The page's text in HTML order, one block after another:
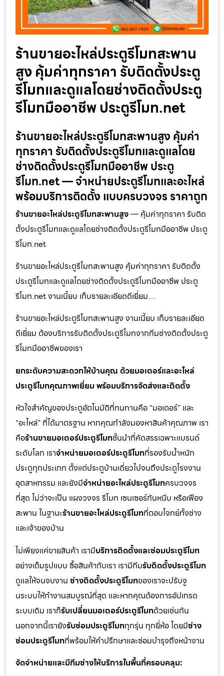
ร้านขายอะไหล่ประตูรีโมทสะพาน
สูง คุ้มค่าทุกราคา รับติดตั้งประตู
รีโมทและดูแลโดยช่างติดตั้งประตู
รีโมทมืออาชีพ ประตูรีโมท.net
ร้านขายอะไหล่ประตูรีโมทสะพานสูง คุ้มค่า
ทุกราคา รับติดตั้งประตูรีโมทและดูแลโดย
ช่างติดตั้งประตูรีโมทมืออาชีพ ประตู
รีโมท.net — จำหน่ายประตูรีโมทและอะไหล่
พร้อมบริการติดตั้ง แบบครบวงจร ราคาถูก
ร้านขายอะไหล่ประตูรีโมทสะพานสูง— คุ้มค่าทุกราคา รับติด
ตั้งประตูรีโมทและดูแลโดยช่างติดตั้งประตูรีโมทมืออาชีพ ประตู
รีโมท.net
ร้านขายอะไหล่ประตูรีโมทสะพานสูง คุ้มค่าทุกราคา รับติดตั้ง
ประตูรีโมทและดูแลโดยช่างติดตั้งประตูรีโมทมืออาชีพ ประตู
รีโมท.net งานเนี้ยบ เก็บรายละเอียดดีเยี่ยม…
ร้านขายอะไหล่ประตูรีโมทสะพานสูง งานเนี้ยบ เก็บรายละเอียด
ดีเยี่ยม ต้องบริการรับติดตั้งประตูรีโมทจากทีมช่างติดตั้งประตู
รีโมทมืออาชีพของเรา
ยกระดับความสะดวกให้บ้านคุณ ด้วยมอเตอร์และอะไหล่
ประตูรีโมทคุณภาพเยี่ยม พร้อมบริการจัดส่งและติดตั้ง
หัวใจสำคัญของประตูอัตโนมัติที่ทนทานคือ “มอเตอร์” และ
“อะไหล่” ที่ได้มาตรฐาน หากคุณกำลังมองหาสินค้าคุณภาพ เรา
คือร้านขายมอเตอร์ประตูรีโมทชั้นนำที่คัดสรรเฉพาะแบรนด์
ระดับโลก เราจำหน่ายมอเตอร์ประตูรีโมทที่รองรับน้ำหนัก
ประตูทุกประเภท ตั้งแต่ประตูบ้านเดี่ยวไปจนถึงประตูโรงงาน
อุตสาหกรรม และยังมีจำหน่ายอะไหล่ประตูรีโมทครบวงจร
ที่สุด ไม่ว่าจะเป็น แผงวงจร รีโมท เซนเซอร์กันหนีบ หรือเฟือง
สะพาน ในฐานะร้านขายอะไหล่ประตูรีโมทที่ตอบโจทย์ทั้งช่าง
และเจ้าของบ้าน
ไม่เพียงแค่ขายสินค้า เรามีบริการติดตั้งและซ่อมประตูรีโมท
อย่างเต็มรูปแบบ ซื้อสินค้ากับเรา เรามีทีมรับติดตั้งประตูรีโมท
ดูแลให้จนจบงาน ช่างติดตั้งประตูรีโมทของเราจะปรับจู
นระบบให้ทำงานสมบูรณ์ที่สุด และหากคุณต้องการอัปเกรด
ระบบเดิม เราก็รับเปลี่ยนมอเตอร์ประตูรีโมทด้วยเช่นกัน
นอกจากนี้เรายังรับซ่อมประตูรีโมททุกรุ่น ทุกยี่ห้อ โดยมีช่าง
ซ่อมประตูรีโมทที่พร้อมให้คำปรึกษาและซ่อมบำรุงถึงหน้างาน
จัดจำหน่ายและมีทีมช่างให้บริการในพื้นที่ครอบคลุม: